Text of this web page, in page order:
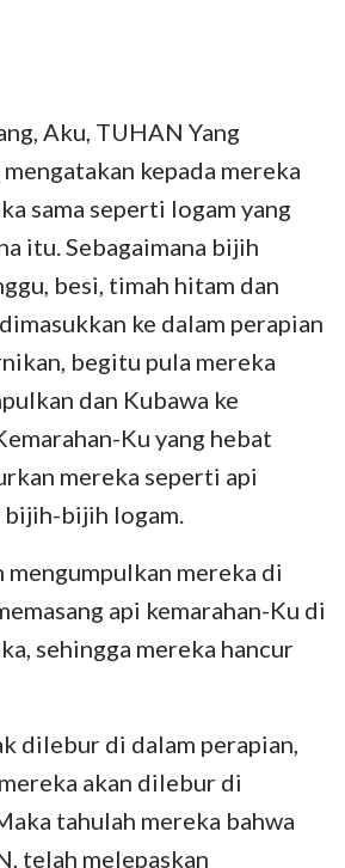
Aku, TUHAN Yang
kepada mereka
sama seperti logam yang
itu. Sebagaimana bijih
besi, timah hitam dan
ke dalam perapian
begitu pula mereka
dan Kubawa ke
Ku yang hebat
mereka seperti api
bijih logam.
mengumpulkan mereka di
api kemarahan-Ku di
sehingga mereka hancur
dilebur di dalam perapian,
akan dilebur di
tahulah mereka bahwa
telah melepaskan